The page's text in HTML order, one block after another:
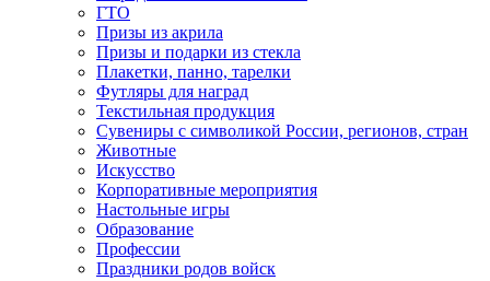
ГТО
Призы из акрила
Призы и подарки из стекла
Плакетки, панно, тарелки
Футляры для наград
Текстильная продукция
Сувениры с символикой России, регионов, стран
Животные
Искусство
Корпоративные мероприятия
Настольные игры
Образование
Профессии
Праздники родов войск